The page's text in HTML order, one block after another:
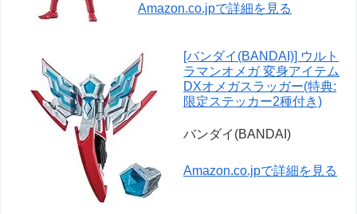
Amazon.co.jpで詳細を見る
[バンダイ(BANDAI)] ウルト
ラマンオメガ 変身アイテム
DXオメガスラッガー(特典:
限定ステッカー2種付き)
バンダイ(BANDAI)
Amazon.co.jpで詳細を見る